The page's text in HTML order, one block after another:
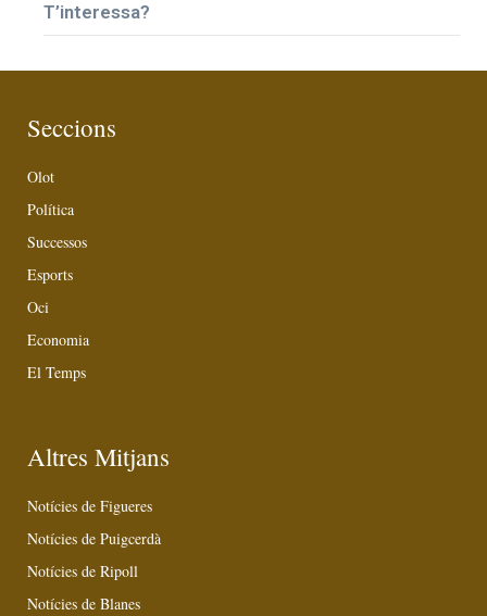
T’interessa?
Seccions
Olot
Política
Successos
Esports
Oci
Economia
El Temps
Altres Mitjans
Notícies de Figueres
Notícies de Puigcerdà
Notícies de Ripoll
Notícies de Blanes